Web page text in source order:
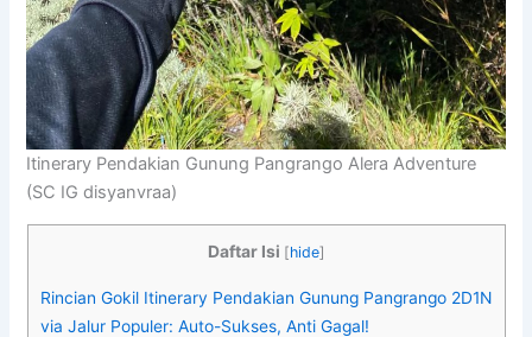
Itinerary Pendakian Gunung Pangrango Alera Adventure
(SC IG disyanvraa)
Daftar Isi [hide]
Rincian Gokil Itinerary Pendakian Gunung Pangrango 2D1N
via Jalur Populer: Auto-Sukses, Anti Gagal!